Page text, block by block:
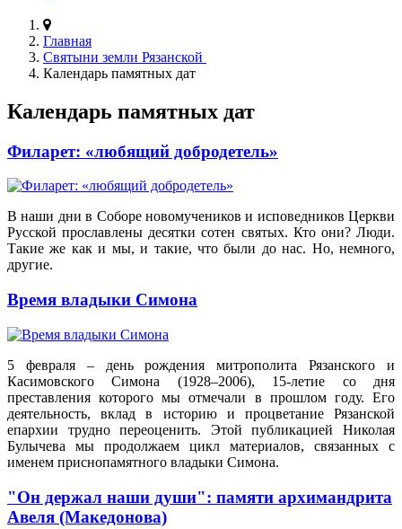
Главная
Святыни земли Рязанской
Календарь памятных дат
Календарь памятных дат
Филарет: «любящий добродетель»
В наши дни в Соборе новомучеников и исповедников Церкви
Русской прославлены десятки сотен святых. Кто они? Люди.
Такие же как и мы, и такие, что были до нас. Но, немного,
другие.
Время владыки Симона
5 февраля – день рождения митрополита Рязанского и
Касимовского Симона (1928–2006), 15-летие со дня
преставления которого мы отмечали в прошлом году. Его
деятельность, вклад в историю и процветание Рязанской
епархии трудно переоценить. Этой публикацией Николая
Булычева мы продолжаем цикл материалов, связанных с
именем приснопамятного владыки Симона.
"Он держал наши души": памяти архимандрита
Авеля (Македонова)